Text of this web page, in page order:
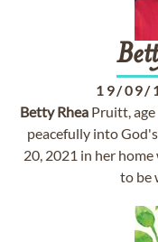
19/09/
Betty Rhea Pruitt, age
peacefully into
20, 2021 in her
to be